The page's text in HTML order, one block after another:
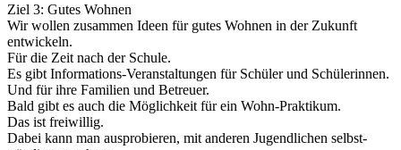
Ziel 3: Gutes Wohnen
Wir wollen zusammen Ideen für gutes Wohnen in der Zukunft
entwickeln.
Für die Zeit nach der Schule.
Es gibt Informations-Veranstaltungen für Schüler und Schülerinnen.
Und für ihre Familien und Betreuer.
Bald gibt es auch die Möglichkeit für ein Wohn-Praktikum.
Das ist freiwillig.
Dabei kann man ausprobieren, mit anderen Jugendlichen selbst-